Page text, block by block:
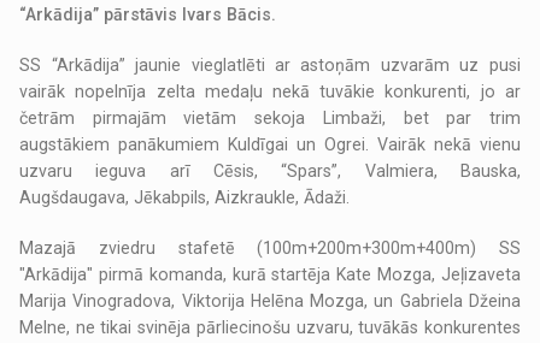
“Arkādija” pārstāvis Ivars Bācis.
SS “Arkādija” jaunie vieglatlēti ar astoņām uzvarām uz pusi
vairāk nopelnīja zelta medaļu nekā tuvākie konkurenti, jo ar
četrām pirmajām vietām sekoja Limbaži, bet par trim
augstākiem panākumiem Kuldīgai un Ogrei. Vairāk nekā vienu
uzvaru ieguva arī Cēsis, “Spars”, Valmiera, Bauska,
Augšdaugava, Jēkabpils, Aizkraukle, Ādaži.
Mazajā zviedru stafetē (100m+200m+300m+400m) SS
"Arkādija" pirmā komanda, kurā startēja Kate Mozga, Jeļizaveta
Marija Vinogradova, Viktorija Helēna Mozga, un Gabriela Džeina
Melne, ne tikai svinēja pārliecinošu uzvaru, tuvākās konkurentes